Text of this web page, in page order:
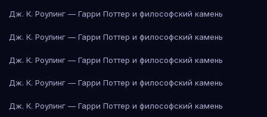
Дж. К. Роулинг — Гарри Поттер и философский камень
Дж. К. Роулинг — Гарри Поттер и философский камень
Дж. К. Роулинг — Гарри Поттер и философский камень
Дж. К. Роулинг — Гарри Поттер и философский камень
Дж. К. Роулинг — Гарри Поттер и философский камень